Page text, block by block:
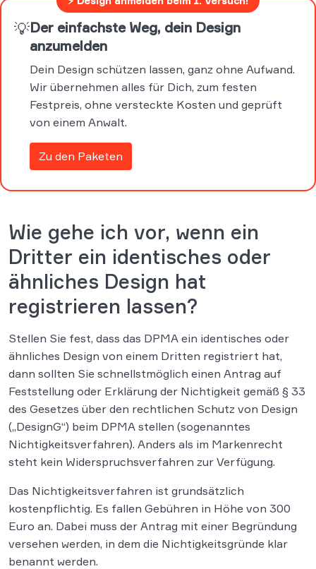
💡Der einfachste Weg, dein Design
anzumelden
Dein Design schützen lassen, ganz ohne Aufwand.
Wir übernehmen alles für Dich, zum festen
Festpreis, ohne versteckte Kosten und geprüft
von einem Anwalt.
Zu den Paketen
Wie gehe ich vor, wenn ein
Dritter ein identisches oder
ähnliches Design hat
registrieren lassen?
Stellen Sie fest, dass das DPMA ein identisches oder
ähnliches Design von einem Dritten registriert hat,
dann sollten Sie schnellstmöglich einen Antrag auf
Feststellung oder Erklärung der Nichtigkeit gemäß § 33
des Gesetzes über den rechtlichen Schutz von Design
(„DesignG“) beim DPMA stellen (sogenanntes
Nichtigkeitsverfahren). Anders als im Markenrecht
steht kein Widerspruchsverfahren zur Verfügung.
Das Nichtigkeitsverfahren ist grundsätzlich
kostenpflichtig. Es fallen Gebühren in Höhe von 300
Euro an. Dabei muss der Antrag mit einer Begründung
versehen werden, in dem die Nichtigkeitsgründe klar
benannt werden.